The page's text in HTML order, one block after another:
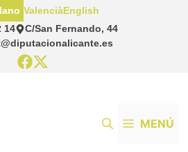
14
C/San Fernando, 44
ValenciàEnglish
MENÚ